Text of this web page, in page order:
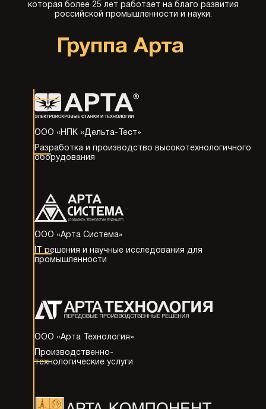
которая более 25 лет работает на благо развития
российской промышленности и науки.
Группа Арта
ООО «НПК «Дельта-Тест»
Разработка и производство высокотехнологичного
оборудования
ООО «Арта Система»
IT решения и научные исследования для
промышленности
ООО «Арта Технология»
Производственно-
технологические услуги